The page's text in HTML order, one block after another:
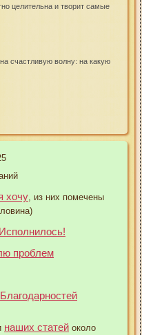
целительна и творит самые
счастливую волну: на какую
хочу , из них помечены
Исполнилось!
проблем
наших статей около